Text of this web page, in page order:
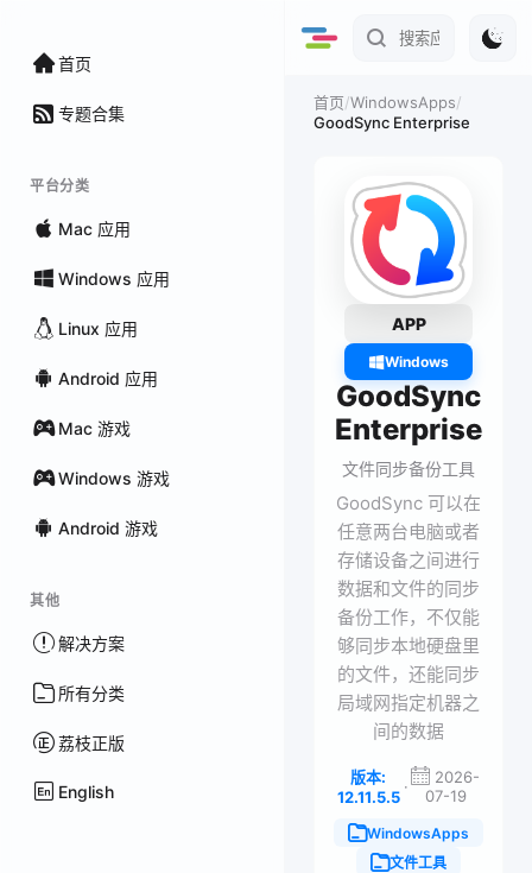
首页
专题合集
平台分类
Mac 应用
Windows 应用
Linux 应用
Android 应用
Mac 游戏
Windows 游戏
Android 游戏
其他
解决方案
所有分类
荔枝正版
English
首页/WindowsApps/
GoodSync Enterprise
APP
Windows
GoodSync
Enterprise
文件同步备份工具
GoodSync 可以在
任意两台电脑或者
存储设备之间进行
数据和文件的同步
备份工作，不仅能
够同步本地硬盘里
的文件，还能同步
局域网指定机器之
间的数据
版本:
12.11.5.5
·
2026-
07-19
WindowsApps
文件工具